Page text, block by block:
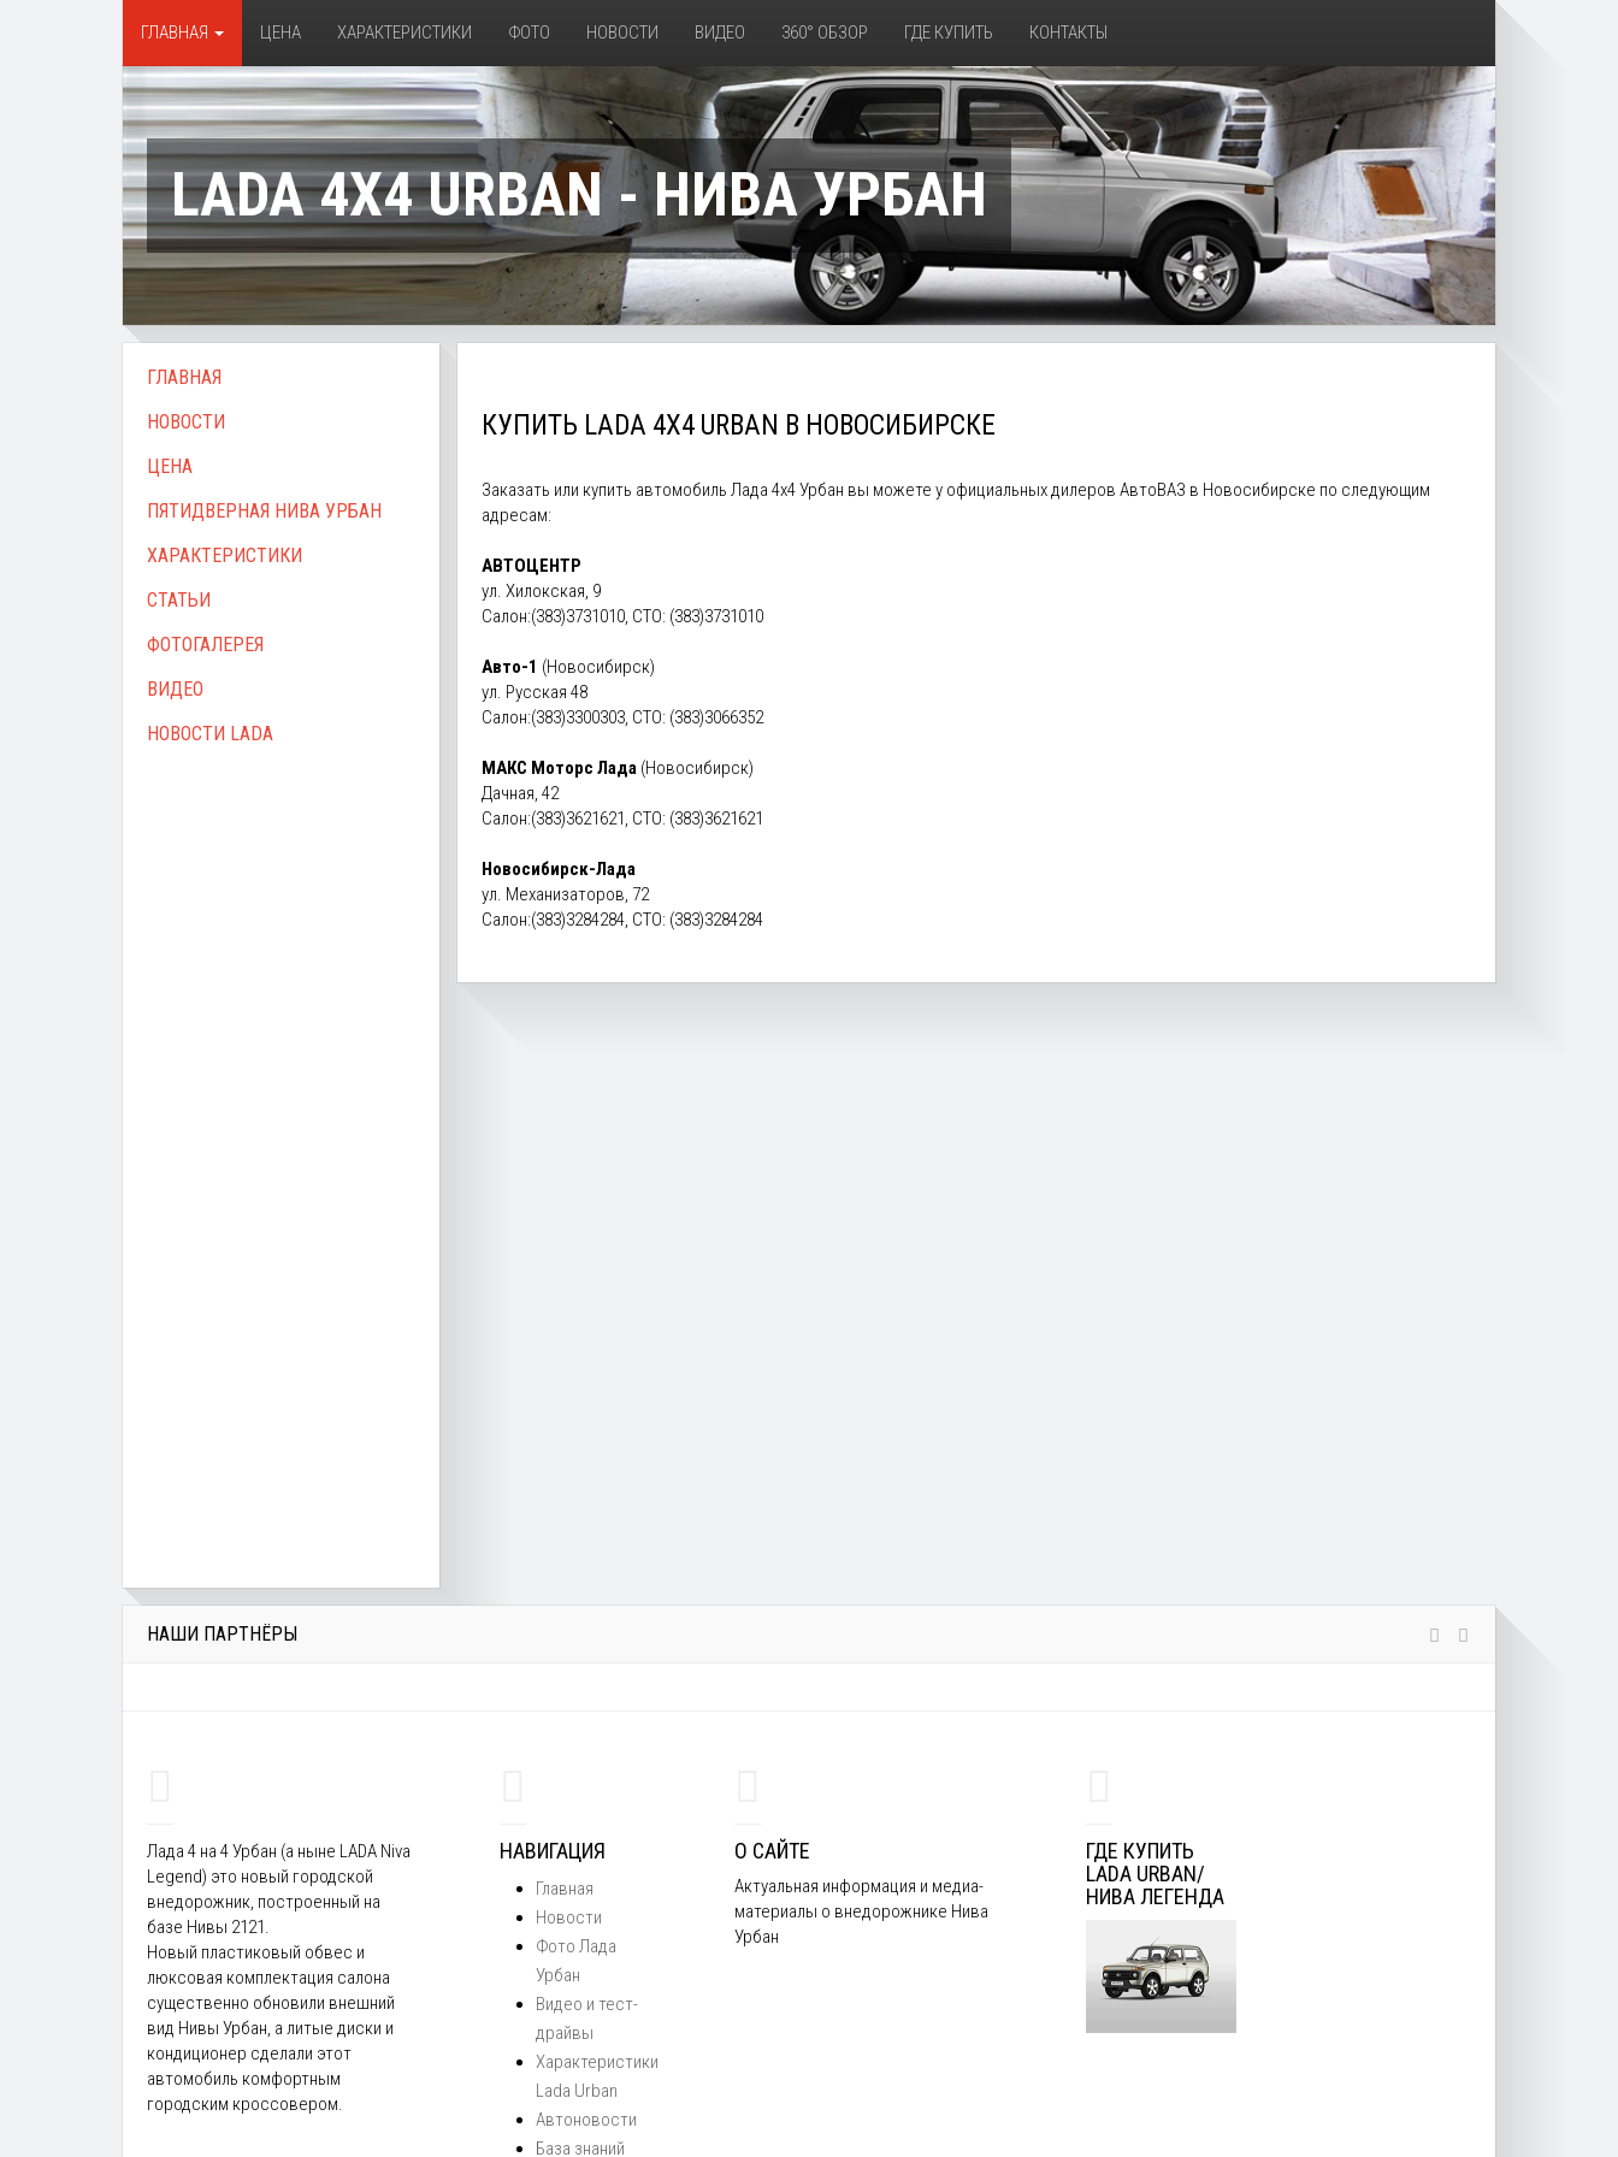
ГЛАВНАЯ ЦЕНА ХАРАКТЕРИСТИКИ ФОТО НОВОСТИ ВИДЕО 360° ОБЗОР ГДЕ КУПИТЬ КОНТАКТЫ
LADA 4X4 URBAN - НИВА УРБАН
ГЛАВНАЯ
НОВОСТИ
ЦЕНА
ПЯТИДВЕРНАЯ НИВА УРБАН
ХАРАКТЕРИСТИКИ
СТАТЬИ
ФОТОГАЛЕРЕЯ
ВИДЕО
НОВОСТИ LADA
КУПИТЬ LADA 4X4 URBAN В НОВОСИБИРСКЕ
Заказать или купить автомобиль Лада 4х4 Урбан вы можете у официальных дилеров АвтоВАЗ в Новосибирске по следующим
адресам:
АВТОЦЕНТР
ул. Хилокская, 9
Салон:(383)3731010, СТО: (383)3731010
Авто-1 (Новосибирск)
ул. Русская 48
Салон:(383)3300303, СТО: (383)3066352
МАКС Моторс Лада(Новосибирск)
Дачная, 42
Салон:(383)3621621, СТО: (383)3621621
Новосибирск-Лада
ул. Механизаторов, 72
Салон:(383)3284284, СТО: (383)3284284
НАШИ ПАРТНЁРЫ
Лада 4 на 4 Урбан (а ныне LADA Niva
Legend) это новый городской
внедорожник, построенный на
базе Нивы 2121.
Новый пластиковый обвес и
люксовая комплектация салона
существенно обновили внешний
вид Нивы Урбан, а литые диски и
кондиционер сделали этот
автомобиль комфортным
городским кроссовером.
НАВИГАЦИЯ
Главная
Новости
Фото Лада
Урбан
Видео и тест-
драйвы
Характеристики
Lada Urban
Автоновости
База знаний
О САЙТЕ
Актуальная информация и медиа-
материалы о внедорожнике Нива
Урбан
ГДЕ КУПИТЬ
LADA URBAN/
НИВА ЛЕГЕНДА